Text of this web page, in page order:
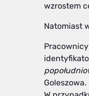
wzrostem
Natomiast
Goleszowa.